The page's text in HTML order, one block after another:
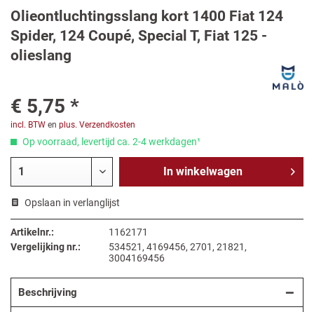
Olieontluchtingsslang kort 1400 Fiat 124
Spider, 124 Coupé, Special T, Fiat 125 -
olieslang
€ 5,75 *
incl. BTW en plus. Verzendkosten
Op voorraad, levertijd ca. 2-4 werkdagen¹
In winkelwagen
Opslaan in verlanglijst
Artikelnr.:
1162171
Vergelijking nr.:
534521, 4169456, 2701, 21821,
3004169456
Beschrijving